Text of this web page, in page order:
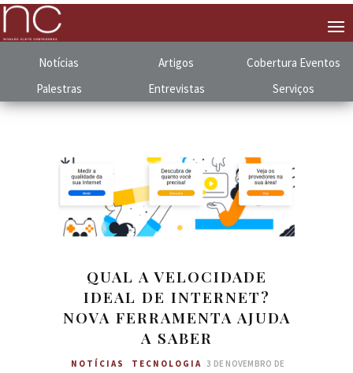
Notícias Artigos Cobertura Eventos
Palestras
Entrevistas Serviços
QUAL A VELOCIDADE
IDEAL DE INTERNET?
NOVA FERRAMENTA AJUDA
A SABER
NOTÍCIAS TECNOLOGIA 3 DE NOVEMBRO DE